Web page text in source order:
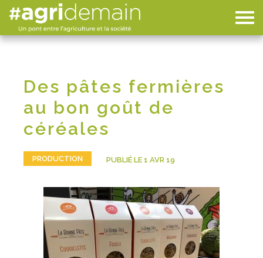
Des pâtes fermières
au bon goût de
céréales
PRODUCTION PUBLIÉ LE 1 AVR 19